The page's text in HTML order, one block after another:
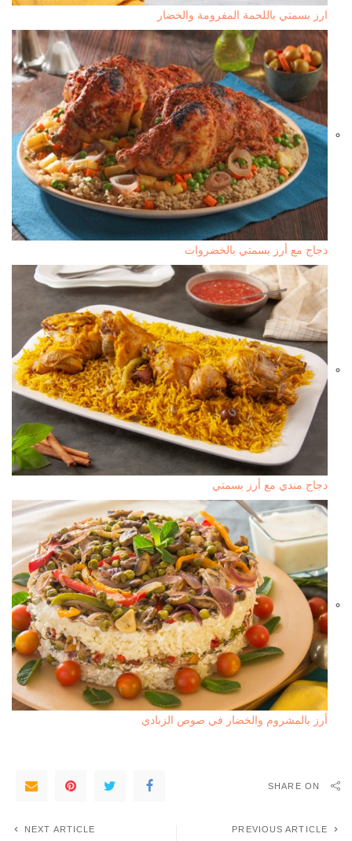
ارز بسمتي باللحمة المفرومة والخضار
دجاج مع أرز بسمتي بالخضروات
دجاج مندي مع أرز بسمتي
أرز بالمشروم والخضار في صوص الزبادي
SHARE ON
PREVIOUS ARTICLE
NEXT ARTICLE